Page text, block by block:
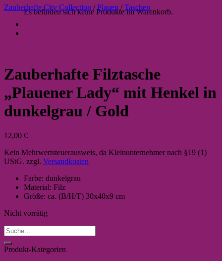
Es befinden sich keine Produkte im Warenkorb.
Zauberhafte City Collection / Plauen / Taschen
Zauberhafte Filztasche
„Plauener Lady“ mit Henkel in
dunkelgrau / Gold
12,00 €
Kein Mehrwertsteuerausweis, da Kleinunternehmer nach §19 (1)
UStG. zzgl. Versandkosten
Farbe: dunkelgrau
Material: Filz
Größe: ca. (B/H/T) 30x40x9 cm
Nicht vorrätig
Suche
nach:
Produkt-Kategorien